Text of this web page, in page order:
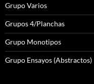
Grupo Varios
Grupos 4/Planchas
Grupo Monotipos
Grupo Ensayos (Abstractos)